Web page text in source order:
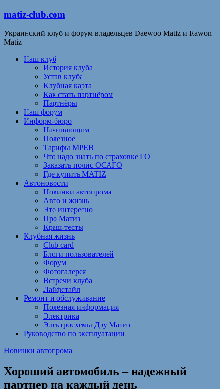
matiz-club.com
Украинский клуб и форум владельцев Daewoo Matiz и Rawon
Matiz
Наш клуб
История клуба
Устав клуба
Клубная карта
Как стать партнёром
Партнёры
Наш форум
Информ-бюро
Начинающим
Полезное
Тарифы МРЕВ
Что надо знать по страховке ГО
Заказать полис ОСАГО
Где купить MATIZ
Автоновости
Новинки автопрома
Авто и жизнь
Это интересно
Про Матиз
Краш-тесты
Клубная жизнь
Club card
Блоги пользователей
Форум
Фотогалерея
Встречи клуба
Лайфстайл
Ремонт и обслуживание
Полезная информация
Электрика
Электросхемы Дэу Матиз
Руководство по эксплуатации
Новинки автопрома
Хороший автомобиль – надежный
партнер на каждый день